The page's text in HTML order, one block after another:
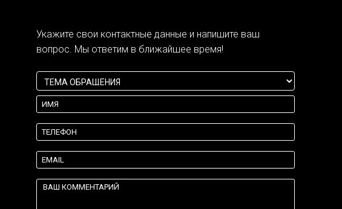
Укажите свои контактные данные и напишите ваш
вопрос. Мы ответим в ближайшее время!